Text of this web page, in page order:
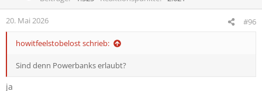
20. Mai 2026 #96
howitfeelstobelost schrieb:
Sind denn Powerbanks erlaubt?
ja